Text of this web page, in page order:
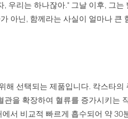
우리는 하나잖아." 그날 이후, 그는
아닌, 함께라는 사실이 얼마나 큰
해 선택되는 제품입니다. 칵스타의
을 확장하여 혈류를 증가시키는
서 비교적 빠르게 흡수되어 약 30